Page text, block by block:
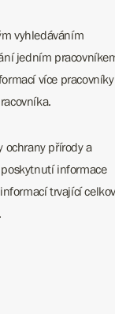
vyhledáváním
jedním
více
ochrany přírody a
informace
trvající